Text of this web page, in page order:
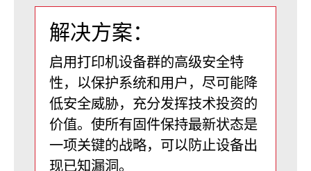
解决方案：
启用打印机设备群的高级安全特
性，以保护系统和用户，尽可能降
低安全威胁，充分发挥技术投资的
价值。使所有固件保持最新状态是
一项关键的战略，可以防止设备出
现已知漏洞。